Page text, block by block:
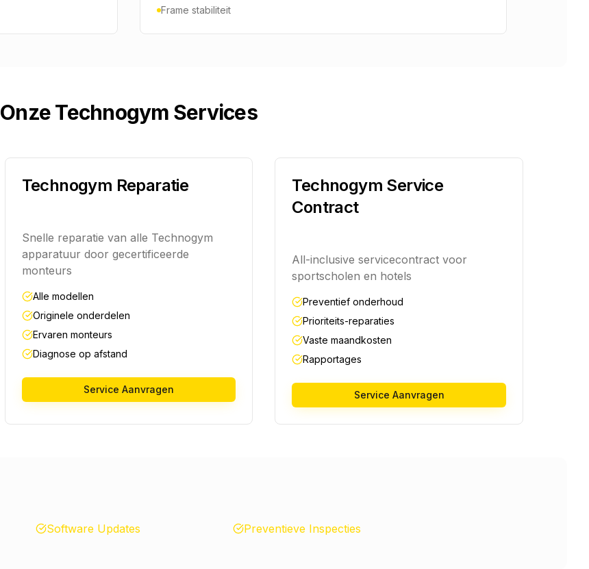
Frame stabiliteit
Onze Technogym Services
Technogym Reparatie
Snelle reparatie van alle Technogym
apparatuur door gecertificeerde
monteurs
Alle modellen
Originele onderdelen
Ervaren monteurs
Diagnose op afstand
Service Aanvragen
Technogym Service
Contract
All-inclusive servicecontract voor
sportscholen en hotels
Preventief onderhoud
Prioriteits-reparaties
Vaste maandkosten
Rapportages
Service Aanvragen
Software Updates Preventieve Inspecties